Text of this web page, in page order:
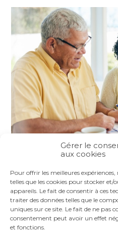
Gérer le
aux cookies
Pour offrir les meilleures
telles que les cookies pour stocker
appareils. Le fait de consentir à ces
traiter des données telles que le
uniques sur ce site. Le fait de ne pas
consentement peut avoir un effet
et fonctions.
FaceBook
TwitterLinkedIn